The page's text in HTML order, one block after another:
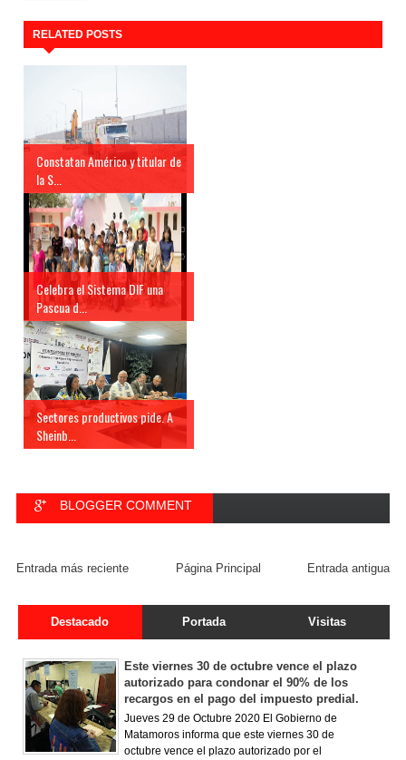
RELATED POSTS
Constatan Américo y titular de
la S...
Celebra el Sistema DIF una
Pascua d...
Sectores productivos pide. A
Sheinb...
BLOGGER COMMENT
Entrada más reciente Entrada antigua
Página Principal
Destacado Portada Visitas
Este viernes 30 de octubre vence el plazo
autorizado para condonar el 90% de los
recargos en el pago del impuesto predial.
Jueves 29 de Octubre 2020 El Gobierno de
Matamoros informa que este viernes 30 de
octubre vence el plazo autorizado por el